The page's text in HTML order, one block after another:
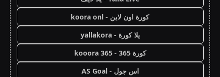
كورة اون لاين - koora onl
يلا كورة - yallakora
كورة 365 - kooora 365
اس جول - AS Goal